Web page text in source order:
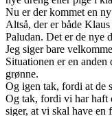
Nu er der kommet en
Altså, der er både
Paludan. Det er de nye
Jeg siger bare
Situationen er en anden
grønne.
Og igen tak, fordi at de
Og tak, fordi vi har haft
siger, at vi skal have